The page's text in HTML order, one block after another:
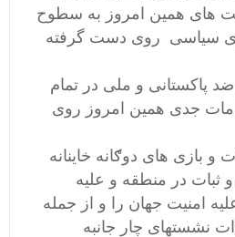
ھمین امروز به سطوح
سیاسی روی دست گرفته
پاکستانی و ملی در تمام
جدی همین امروز روی
و بازی های دوګانه خاینانه
ثبات در منطقه و علیه
امنيت جهان را و از جمله
نشستهای چار جانبه